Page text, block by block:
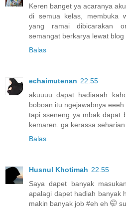
Keren banget ya acaranya
di semua kelas, membuka
yang ramai dibicarakan
semangat berkarya lewat blog
Balas
echaimutenan 22.55
akuuuu dapat hadiaaah
boboan itu ngejawabnya eeeh
tapi sseneng ya mbak dapat
kemaren. ga kerassa
Balas
Husnul Khotimah 22.55
Saya dapet banyak
apalagi dapet hadiah banyak
makin banyak job #eh eh 🤭